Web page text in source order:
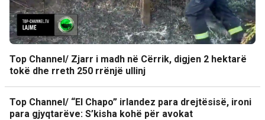
Top Channel/ Zjarr i madh në Cërrik, digjen 2 hektarë
tokë dhe rreth 250 rrënjë ullinj
Top Channel/ “El Chapo” irlandez para drejtësisë, ironi
para gjyqtarëve: S’kisha kohë për avokat